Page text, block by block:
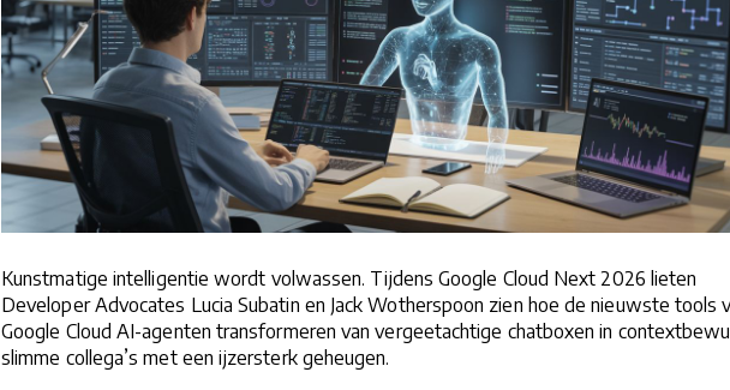
Kunstmatige intelligentie wordt volwassen. Tijdens Google Cloud Next 2026 lieten
Developer Advocates Lucia Subatin en Jack Wotherspoon zien hoe de nieuwste tools
Google Cloud AI-agenten transformeren van vergeetachtige chatboxen in
slimme collega’s met een ijzersterk geheugen.